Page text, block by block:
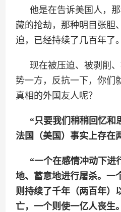
他是在告诉美国人，
藏的抢劫，那种明目张胆
迫，已经持续了几百年了。
现在被压迫、被剥削
势一方，反抗一下，你们
真相的外国友人呢？
“只要我们稍稍回忆和
法国（美国）事实上存在
“一个在感情冲动下进
地、蓄意地进行屠杀。一
则持续了千年（两百年）
亡，一个则使一亿人丧生